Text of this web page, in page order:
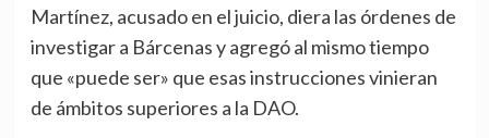
Martínez, acusado en el juicio, diera las órdenes de
investigar a Bárcenas y agregó al mismo tiempo
que «puede ser» que esas instrucciones vinieran
de ámbitos superiores a la DAO.